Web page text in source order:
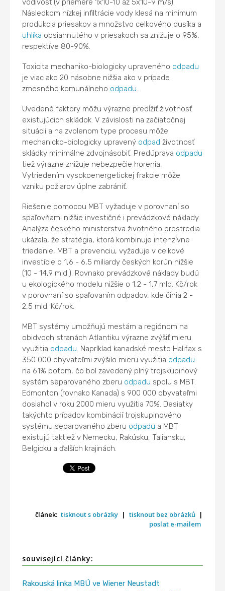
vodivosť (v priemere 1x10-10 až 5x10-9 m/s).
Následkom nízkej infiltrácie vody klesá na minimum
produkcia priesakov a množstvo celkového dusíka a
uhlíka obsiahnutého v priesakoch sa znižuje o 95%,
respektíve 80-90%.
Toxicita mechaniko-biologicky upraveného odpadu
je viac ako 20 násobne nižšia ako v prípade
zmesného komunálneho odpadu.
Uvedené faktory môžu výrazne predĺžiť životnosť
existujúcich skládok. V závislosti na začiatočnej
situácii a na zvolenom type procesu môže
mechanicko-biologicky upravený odpad životnosť
skládky minimálne zdvojnásobiť. Predúprava odpadu
tiež výrazne znižuje nebezpečie horenia.
Vytriedením vysokoenergetickej frakcie môže
vzniku požiarov úplne zabrániť.
Riešenie pomocou MBT vyžaduje v porovnaní so
spaľovňami nižšie investičné i prevádzkové náklady.
Analýza českého ministerstva životného prostredia
ukázala, že stratégia, ktorá kombinuje intenzívne
triedenie, MBT a prevenciu, vyžaduje v celkové
investície o 1,6 - 6,5 miliardy českých korún nižšie
(10 - 14,9 mld.). Rovnako prevádzkové náklady budú
u ekologického modelu nižšie o 1,2 - 1,7 mld. Kč/rok
v porovnaní so spaľovaním odpadov, kde činia 2 -
2,5 mld. Kč/rok.
MBT systémy umožňujú mestám a regiónom na
obidvoch stranách Atlantiku výrazne zvýšiť mieru
využitia odpadu. Napríklad kanadské mesto Halifax s
350 000 obyvateľmi zvýšilo mieru využitia odpadu
na 61% potom, čo bol zavedený plný trojskupinový
systém separovaného zberu odpadu spolu s MBT.
Edmonton (rovnako Kanada) s 900 000 obyvateľmi
dosiahol v roku 2000 mieru využitia 70%. Desiatky
takýchto prípadov kombinácií trojskupinového
systému separovaného zberu odpadu a MBT
existujú taktiež v Nemecku, Rakúsku, Taliansku,
Belgicku a ďalších krajinách.
článek: tisknout s obrázky | tisknout bez obrázků |
poslat e-mailem
související články:
Rakouská linka MBÚ ve Wiener Neustadt